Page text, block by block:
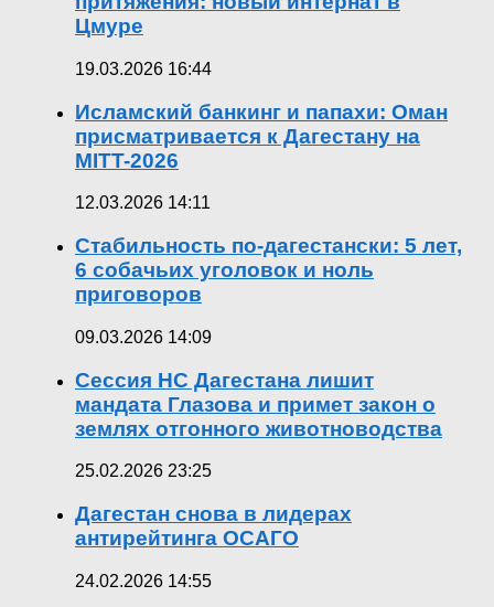
Цмуре
19.03.2026 16:44
Исламский банкинг и папахи: Оман
присматривается к Дагестану на
MITT-2026
12.03.2026 14:11
Стабильность по-дагестански: 5 лет,
6 собачьих уголовок и ноль
приговоров
09.03.2026 14:09
Сессия НС Дагестана лишит
мандата Глазова и примет закон о
землях отгонного животноводства
25.02.2026 23:25
Дагестан снова в лидерах
антирейтинга ОСАГО
24.02.2026 14:55